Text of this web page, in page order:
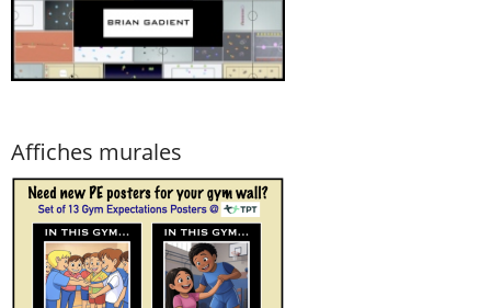
Affiches murales